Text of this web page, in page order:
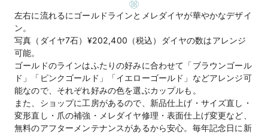
左右に流れるにゴールドラインとメレダイヤが華やかなデザイ
ン。
写真（ダイヤ7石）¥202,400（税込）ダイヤの数はアレンジ
可能。
ゴールドのラインはふたりの好みに合わせて「ブラウンゴール
ド」「ピンクゴールド」「イエローゴールド」などアレンジ可
能なので、それぞれ好みの色を選ぶカップルも。
また、ショップに工房があるので、新品仕上げ・サイズ直し・
変形直し・爪の補強・メレダイヤ修理・表面仕上げ変更など、
無料のアフターメンテナンスがあるから安心。毎年記念日に新